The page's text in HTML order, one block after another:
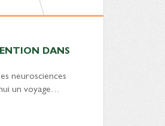
DANS
neurosciences
un voyage…